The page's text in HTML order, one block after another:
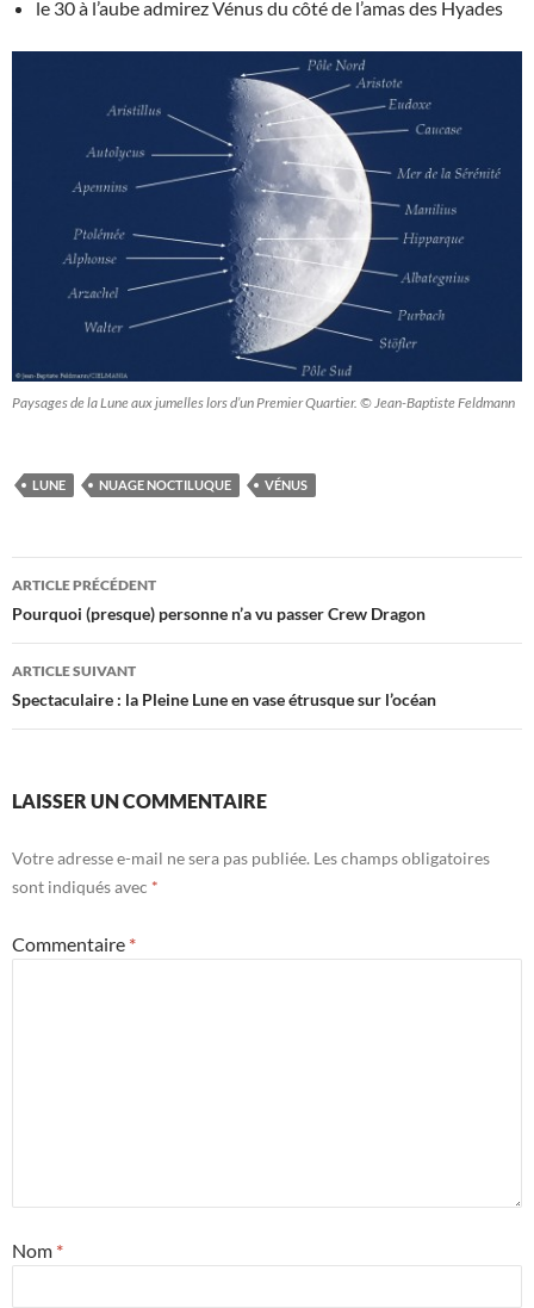
le 30 à l’aube admirez Vénus du côté de l’amas des Hyades
Paysages de la Lune aux jumelles lors d’un Premier Quartier. © Jean-Baptiste Feldmann
LUNE NUAGE NOCTILUQUE VÉNUS
Navigation
des
articles
ARTICLE PRÉCÉDENT
Pourquoi (presque) personne n’a vu passer Crew Dragon
ARTICLE SUIVANT
Spectaculaire : la Pleine Lune en vase étrusque sur l’océan
LAISSER UN COMMENTAIRE
Votre adresse e-mail ne sera pas publiée. Les champs obligatoires
sont indiqués avec *
Commentaire *
Nom *